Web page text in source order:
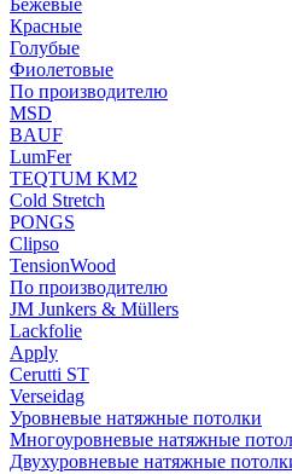
Бежевые
Красные
Голубые
Фиолетовые
По производителю
MSD
BAUF
LumFer
TEQTUM KM2
Cold Stretch
PONGS
Clipso
TensionWood
По производителю
JM Junkers & Müllers
Lackfolie
Apply
Cerutti ST
Verseidag
Уровневые натяжные потолки
Многоуровневые натяжные
Двухуровневые натяжные